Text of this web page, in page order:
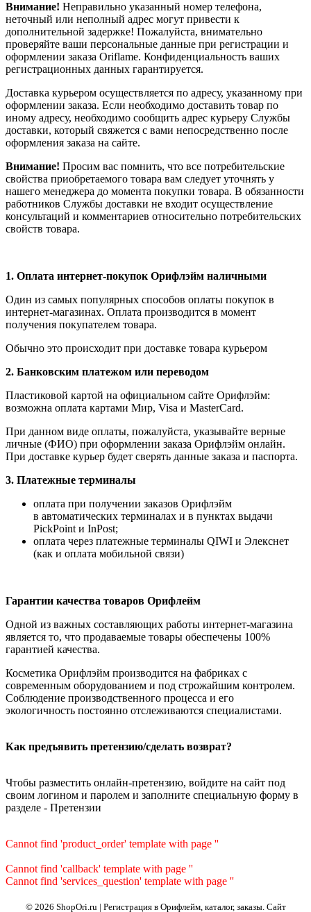
Внимание! Неправильно указанный номер телефона,
неточный или неполный адрес могут привести к
дополнительной задержке! Пожалуйста, внимательно
проверяйте ваши персональные данные при регистрации и
оформлении заказа Oriflame. Конфиденциальность ваших
регистрационных данных гарантируется.
Доставка курьером осуществляется по адресу, указанному при
оформлении заказа. Если необходимо доставить товар по
иному адресу, необходимо сообщить адрес курьеру Службы
доставки, который свяжется с вами непосредственно после
оформления заказа на сайте.
Внимание! Просим вас помнить, что все потребительские
свойства приобретаемого товара вам следует уточнять у
нашего менеджера до момента покупки товара. В обязанности
работников Службы доставки не входит осуществление
консультаций и комментариев относительно потребительских
свойств товара.
1. Оплата интернет-покупок Орифлэйм наличными
Один из самых популярных способов оплаты покупок в
интернет-магазинах. Оплата производится в момент
получения покупателем товара.
Обычно это происходит при доставке товара курьером
2. Банковским платежом или переводом
Пластиковой картой на официальном сайте Орифлэйм:
возможна оплата картами Мир, Visa и MasterCard.
При данном виде оплаты, пожалуйста, указывайте верные
личные (ФИО) при оформлении заказа Орифлэйм онлайн.
При доставке курьер будет сверять данные заказа и паспорта.
3. Платежные терминалы
оплата при получении заказов Орифлэйм
в автоматических терминалах и в пунктах выдачи
PickPoint и InPost;
оплата через платежные терминалы QIWI и Элекснет
(как и оплата мобильной связи)
Гарантии качества товаров Орифлейм
Одной из важных составляющих работы интернет-магазина
является то, что продаваемые товары обеспечены 100%
гарантией качества.
Косметика Орифлэйм производится на фабриках с
современным оборудованием и под строжайшим контролем.
Соблюдение производственного процесса и его
экологичность постоянно отслеживаются специалистами.
Как предъявить претензию/сделать возврат?
Чтобы разместить онлайн-претензию, войдите на сайт под
своим логином и паролем и заполните специальную форму в
разделе - Претензии
Cannot find 'product_order' template with page ''
Cannot find 'callback' template with page ''
Cannot find 'services_question' template with page ''
© 2026 ShopOri.ru | Регистрация в Орифлейм, каталог, заказы. Сайт